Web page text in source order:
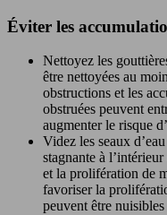
Éviter les
Nettoyez les
être nettoyées au
obstructions et les
obstruées peuvent
augmenter le risque
Videz les seaux
stagnante à
et la prolifération de
favoriser la
peuvent être